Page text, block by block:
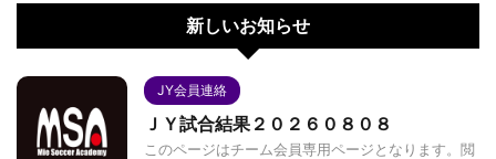
新しいお知らせ
JY会員連絡
ＪＹ試合結果２０２６０８０８
このページはチーム会員専用ページとなります。閲